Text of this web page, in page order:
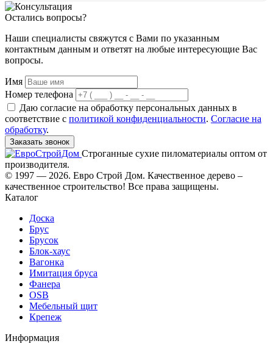
Остались вопросы?
Наши специалисты свяжутся с Вами по указанным
контактным данным и ответят на любые интересующие Вас
вопросы.
Имя
Номер телефона
Даю согласие на обработку персональных данных в
соответствие с политикой конфиденциальности. Согласие на
обработку.
Заказать звонок
Строганные сухие пиломатериалы оптом от
производителя.
© 1997 — 2026. Евро Строй Дом. Качественное дерево –
качественное строительство! Все права защищены.
Каталог
Доска
Брус
Брусок
Блок-хаус
Вагонка
Имитация бруса
Фанера
OSB
Мебельный щит
Крепеж
Информация